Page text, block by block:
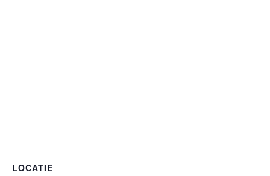
LOCATIE